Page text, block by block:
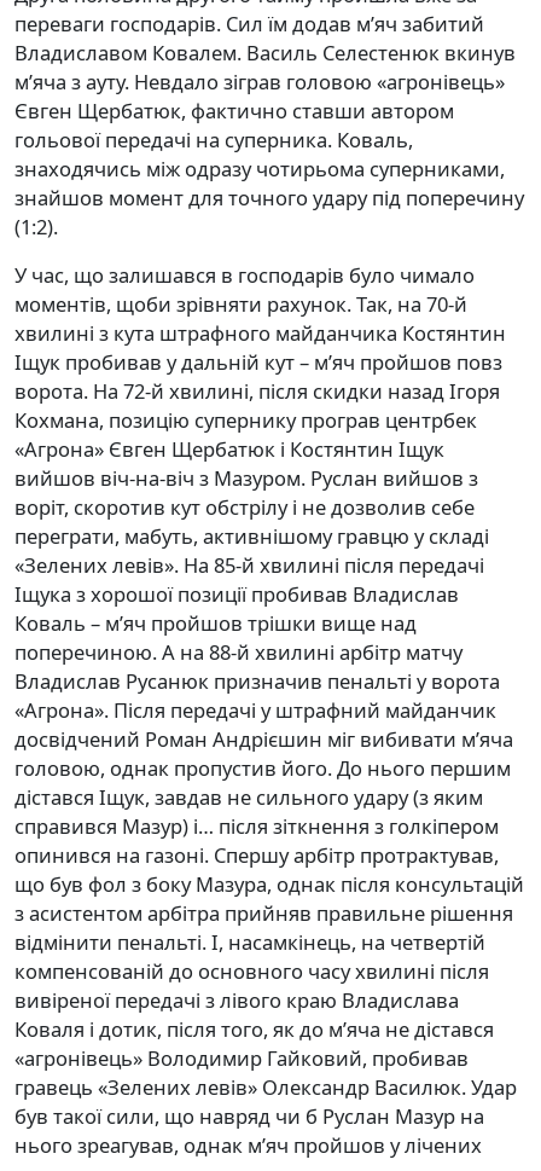
переваги господарів. Сил їм додав м’яч забитий
Владиславом Ковалем. Василь Селестенюк вкинув
м’яча з ауту. Невдало зіграв головою «агронівець»
Євген Щербатюк, фактично ставши автором
гольової передачі на суперника. Коваль,
знаходячись між одразу чотирьома суперниками,
знайшов момент для точного удару під поперечину
(1:2).
У час, що залишався в господарів було чимало
моментів, щоби зрівняти рахунок. Так, на 70-й
хвилині з кута штрафного майданчика Костянтин
Іщук пробивав у дальній кут – м’яч пройшов повз
ворота. На 72-й хвилині, після скидки назад Ігоря
Кохмана, позицію супернику програв центрбек
«Агрона» Євген Щербатюк і Костянтин Іщук
вийшов віч-на-віч з Мазуром. Руслан вийшов з
воріт, скоротив кут обстрілу і не дозволив себе
переграти, мабуть, активнішому гравцю у складі
«Зелених левів». На 85-й хвилині після передачі
Іщука з хорошої позиції пробивав Владислав
Коваль – м’яч пройшов трішки вище над
поперечиною. А на 88-й хвилині арбітр матчу
Владислав Русанюк призначив пенальті у ворота
«Агрона». Після передачі у штрафний майданчик
досвідчений Роман Андрієшин міг вибивати м’яча
головою, однак пропустив його. До нього першим
дістався Іщук, завдав не сильного удару (з яким
справився Мазур) і… після зіткнення з голкіпером
опинився на газоні. Спершу арбітр протрактував,
що був фол з боку Мазура, однак після консультацій
з асистентом арбітра прийняв правильне рішення
відмінити пенальті. І, насамкінець, на четвертій
компенсованій до основного часу хвилині після
вивіреної передачі з лівого краю Владислава
Коваля і дотик, після того, як до м’яча не дістався
«агронівець» Володимир Гайковий, пробивав
гравець «Зелених левів» Олександр Василюк. Удар
був такої сили, що навряд чи б Руслан Мазур на
нього зреагував, однак м’яч пройшов у лічених